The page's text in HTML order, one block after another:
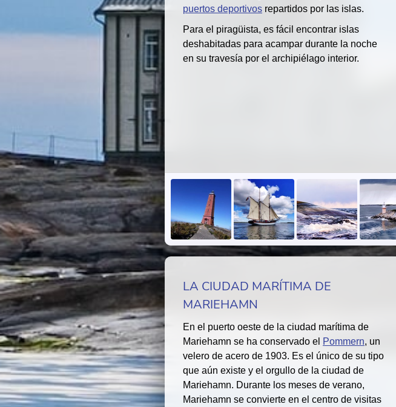
puertos deportivos repartidos por las islas.
Para el piragüista, es fácil encontrar islas
deshabitadas para acampar durante la noche
en su travesía por el archipiélago interior.
LA CIUDAD MARÍTIMA DE
MARIEHAMN
En el puerto oeste de la ciudad marítima de
Mariehamn se ha conservado el Pommern, un
velero de acero de 1903. Es el único de su tipo
que aún existe y el orgullo de la ciudad de
Mariehamn. Durante los meses de verano,
Mariehamn se convierte en el centro de visitas